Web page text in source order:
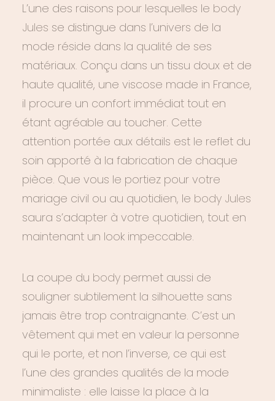
L’une des raisons pour lesquelles le body
Jules se distingue dans l’univers de la
mode réside dans la qualité de ses
matériaux. Conçu dans un tissu doux et de
haute qualité, une viscose made in France,
il procure un confort immédiat tout en
étant agréable au toucher. Cette
attention portée aux détails est le reflet du
soin apporté à la fabrication de chaque
pièce. Que vous le portiez pour votre
mariage civil ou au quotidien, le body Jules
saura s’adapter à votre quotidien, tout en
maintenant un look impeccable.
La coupe du body permet aussi de
souligner subtilement la silhouette sans
jamais être trop contraignante. C’est un
vêtement qui met en valeur la personne
qui le porte, et non l’inverse, ce qui est
l’une des grandes qualités de la mode
minimaliste : elle laisse la place à la